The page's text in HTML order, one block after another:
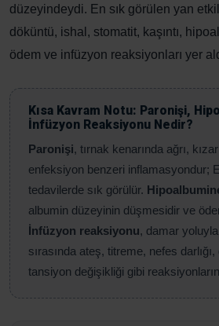
düzeyindeydi. En sık görülen yan
döküntü, ishal, stomatit, kaşıntı,
ödem ve infüzyon reaksiyonları yer
Kısa Kavram Notu: Paronişi,
İnfüzyon Reaksiyonu Nedir?
Paronişi, tırnak kenarında ağrı,
enfeksiyon benzeri inflamasyondur;
tedavilerde sık görülür.
albumin düzeyinin düşmesidir ve
İnfüzyon reaksiyonu, damar
sırasında ateş, titreme, nefes
tansiyon değişikliği gibi